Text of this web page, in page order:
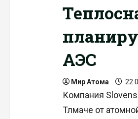
АЭС
Мир Атома
Компания
Тлмаче от